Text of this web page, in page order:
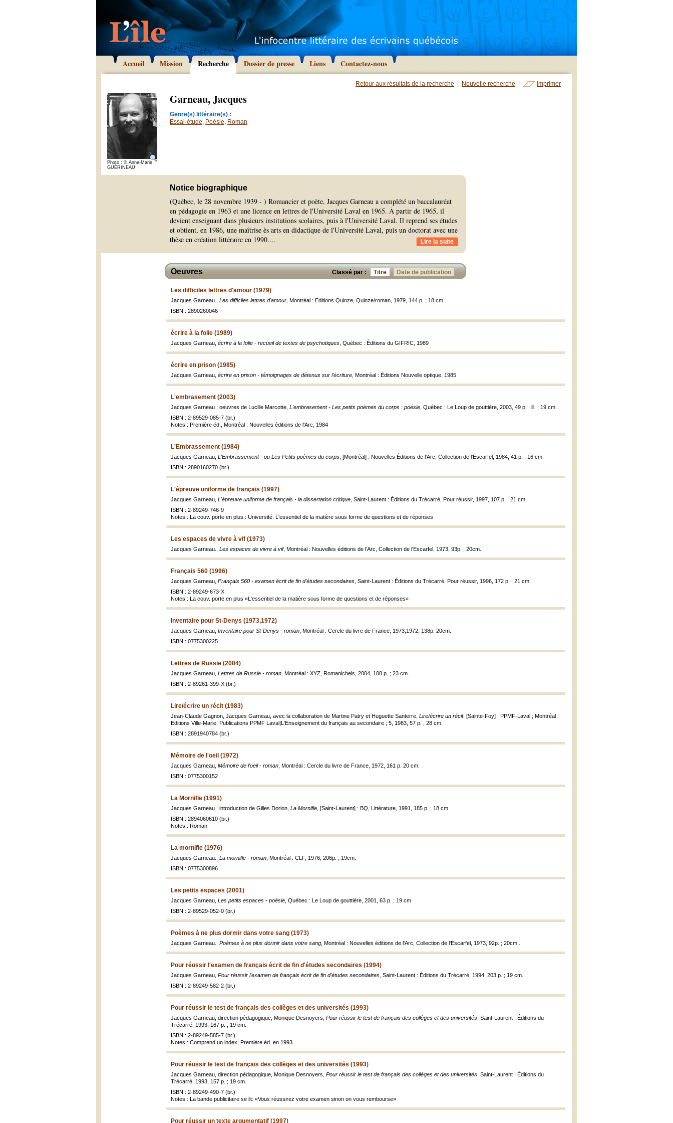
Accueil Mission Recherche Dossier de presse Liens Contactez-nous
Retour aux résultats de la recherche Nouvelle recherche Imprimer
Photo : © Anne-Marie
GUÉRINEAU
Garneau, Jacques
Genre(s) littéraire(s) :
Essai-étude, Poésie, Roman
Notice biographique
(Québec, le 28 novembre 1939 - ) Romancier et poète, Jacques Garneau a complété un baccalauréat
en pédagogie en 1963 et une licence en lettres de l'Université Laval en 1965. À partir de 1965, il
devient enseignant dans plusieurs institutions scolaires, puis à l'Université Laval. Il reprend ses études
et obtient, en 1986, une maîtrise ès arts en didactique de l'Université Laval, puis un doctorat avec une
thèse en création littéraire en 1990.... Lire la suite
Classé par : Titre Date de publication
Oeuvres
Les difficiles lettres d'amour (1979)
Jacques Garneau., Les difficiles lettres d'amour , Montréal : Editions Quinze, Quinze/roman, 1979, 144 p. ; 18 cm..
ISBN : 2890260046
écrire à la folie (1989)
Jacques Garneau, écrire à la folie - recueil de textes de psychotiques , Québec : Éditions du GIFRIC, 1989
écrire en prison (1985)
Jacques Garneau, écrire en prison - témoignages de détenus sur l'écriture , Montréal : Éditions Nouvelle optique, 1985
L'embrasement (2003)
Jacques Garneau ; oeuvres de Lucille Marcotte, L'embrasement - Les petits poèmes du corps : poésie , Québec : Le Loup de gouttière, 2003, 49 p. : ill. ; 19 cm.
ISBN : 2-89529-085-7 (br.)
Notes : Première éd., Montréal : Nouvelles éditions de l'Arc, 1984
L'Embrassement (1984)
Jacques Garneau, L'Embrassement - ou Les Petits poèmes du corps , [Montréal] : Nouvelles Éditions de l'Arc, Collection de l'Escarfel, 1984, 41 p. ; 16 cm.
ISBN : 2890160270 (br.)
L'épreuve uniforme de français (1997)
Jacques Garneau, L'épreuve uniforme de français - la dissertation critique , Saint-Laurent : Éditions du Trécarré, Pour réussir, 1997, 107 p. ; 21 cm.
ISBN : 2-89249-746-9
Notes : La couv. porte en plus : Université. L'essentiel de la matière sous forme de questions et de réponses
Les espaces de vivre à vif (1973)
Jacques Garneau., Les espaces de vivre à vif, Montréal : Nouvelles éditions de l'Arc, Collection de l'Escarfel, 1973, 93p. ; 20cm..
Français 560 (1996)
Jacques Garneau, Français 560 - examen écrit de fin d'études secondaires , Saint-Laurent : Éditions du Trécarré, Pour réussir, 1996, 172 p. ; 21 cm.
ISBN : 2-89249-673-X
Notes : La couv. porte en plus «L'essentiel de la matière sous forme de questions et de réponses»
Inventaire pour St-Denys (1973,1972)
Jacques Garneau, Inventaire pour St-Denys - roman , Montréal : Cercle du livre de France, 1973,1972, 138p. 20cm.
ISBN : 0775300225
Lettres de Russie (2004)
Jacques Garneau, Lettres de Russie - roman , Montréal : XYZ, Romanichels, 2004, 108 p. ; 23 cm.
ISBN : 2-89261-399-X (br.)
Lire/écrire un récit (1983)
Jean-Claude Gagnon, Jacques Garneau, avec la collaboration de Martine Patry et Huguette Santerre, Lire/écrire un récit, [Sainte-Foy] : PPMF-Laval ; Montréal :
Editions Ville-Marie, Publications PPMF Laval|L'Enseignement du français au secondaire ; 5, 1983, 57 p. ; 28 cm.
ISBN : 2891940784 (br.)
Mémoire de l'oeil (1972)
Jacques Garneau, Mémoire de l'oeil - roman , Montréal : Cercle du livre de France, 1972, 161 p. 20 cm.
ISBN : 0775300152
La Mornifle (1991)
Jacques Garneau ; introduction de Gilles Dorion, La Mornifle , [Saint-Laurent] : BQ, Littérature, 1991, 185 p. ; 18 cm.
ISBN : 2894060610 (br.)
Notes : Roman
La mornifle (1976)
Jacques Garneau., La mornifle - roman , Montréal : CLF, 1976, 206p. ; 19cm.
ISBN : 0775300896
Les petits espaces (2001)
Jacques Garneau, Les petits espaces - poésie , Québec : Le Loup de gouttière, 2001, 63 p. ; 19 cm.
ISBN : 2-89529-052-0 (br.)
Poèmes à ne plus dormir dans votre sang (1973)
Jacques Garneau., Poèmes à ne plus dormir dans votre sang , Montréal : Nouvelles éditions de l'Arc, Collection de l'Escarfel, 1973, 92p. ; 20cm..
Pour réussir l'examen de français écrit de fin d'études secondaires (1994)
Jacques Garneau, Pour réussir l'examen de français écrit de fin d'études secondaires , Saint-Laurent : Éditions du Trécarré, 1994, 203 p. ; 19 cm.
ISBN : 2-89249-582-2 (br.)
Pour réussir le test de français des collèges et des universités (1993)
Jacques Garneau, direction pédagogique, Monique Desnoyers, Pour réussir le test de français des collèges et des universités , Saint-Laurent : Éditions du
Trécarré, 1993, 167 p. ; 19 cm.
ISBN : 2-89249-585-7 (br.)
Notes : Comprend un index; Première éd. en 1993
Pour réussir le test de français des collèges et des universités (1993)
Jacques Garneau, direction pédagogique, Monique Desnoyers, Pour réussir le test de français des collèges et des universités , Saint-Laurent : Éditions du
Trécarré, 1993, 157 p. ; 19 cm.
ISBN : 2-89249-490-7 (br.)
Notes : La bande publicitaire se lit: «Vous réussirez votre examen sinon on vous rembourse»
Pour réussir un texte argumentatif (1997)